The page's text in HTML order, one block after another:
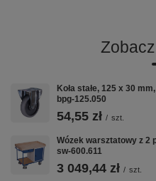
Wymiary: 1.200 x 760 mm
ocynkowanymi * do wózków
800.413 / sw-800.448 / sw-
EAN-Nr.: 4035694056480
VARIOfit w
Koła stałe, 125 x 30
bpg-125.050
54,55 zł / szt.
Wózek warsztatowy z 2
sw-600.611
3 049,44 zł / szt.